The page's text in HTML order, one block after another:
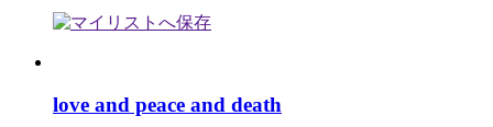
love and peace and death